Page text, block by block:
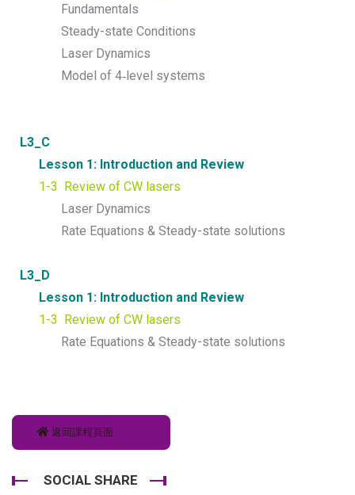
Fundamentals
Steady-state Conditions
Laser Dynamics
Model of 4‐level systems
L3_C
Lesson 1: Introduction and Review
1-3 Review of CW lasers
Laser Dynamics
Rate Equations & Steady-state solutions
L3_D
Lesson 1: Introduction and Review
1-3 Review of CW lasers
Rate Equations & Steady-state solutions
返回課程頁面
SOCIAL SHARE